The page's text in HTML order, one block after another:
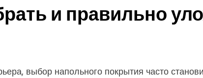
и правильно
выбор напольного покрытия часто